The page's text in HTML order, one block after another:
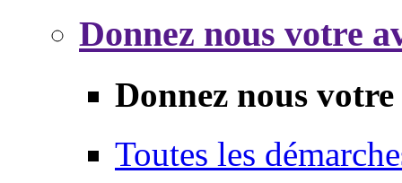
Donnez nous votre
Donnez nous
Toutes les